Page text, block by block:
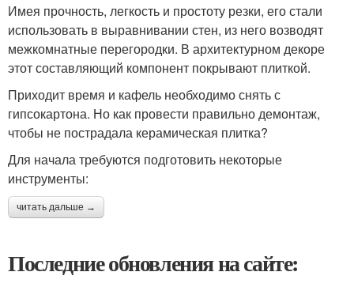
Имея прочность, легкость и простоту резки, его стали
использовать в выравнивании стен, из него возводят
межкомнатные перегородки. В архитектурном декоре
этот составляющий компонент покрывают плиткой.
Приходит время и кафель необходимо снять с
гипсокартона. Но как провести правильно демонтаж,
чтобы не пострадала керамическая плитка?
Для начала требуются подготовить некоторые
инструменты:
читать дальше →
Последние обновления на сайте: